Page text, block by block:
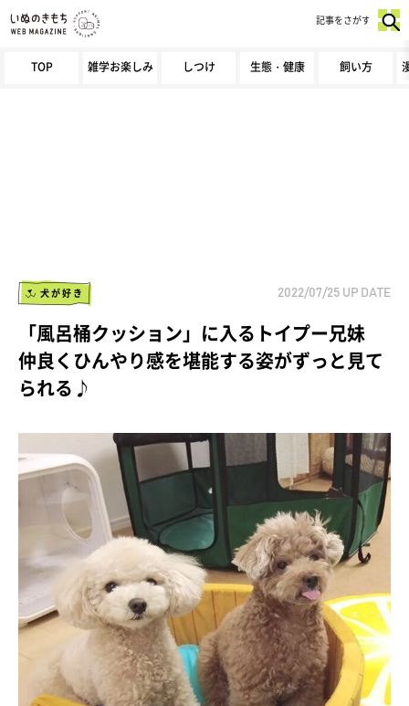
TOP 雑学お楽しみ しつけ 生態・健康 飼い方
記事をさがす
犬が好き 2022/07/25 UP DATE
「風呂桶クッション」に入るトイプー兄妹
仲良くひんやり感を堪能する姿がずっと見て
られる♪